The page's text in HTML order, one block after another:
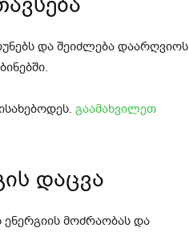
და შეიძლება დაარღვიოს
გაამახვილეთ
დაცვა
ენერგიის მოძრაობას და